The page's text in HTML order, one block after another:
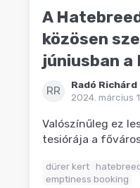
A
közösen
júniusban a
RR
Radó Richárd
2024. március
Valószínűleg ez
tesiórája a
dürer kert
emptiness booking